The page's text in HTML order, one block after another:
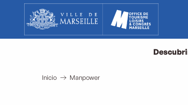
contenu
principal
Inicio Manpower